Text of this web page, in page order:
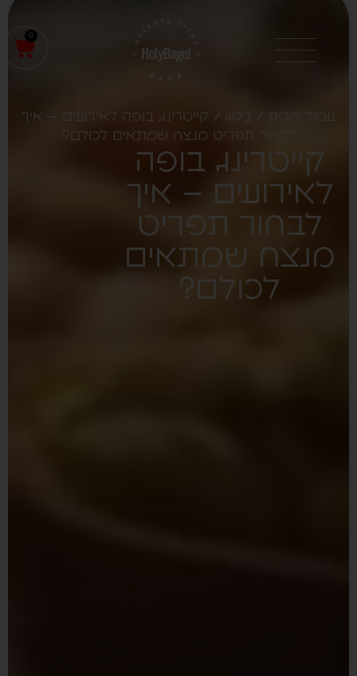
עמוד הבית
/ קייטרינג בופה לאירועים – איך
לבחור תפריט מנצח שמתאים לכולם?
קייטרינג בופה
לאירועים – איך
לבחור תפריט
מנצח שמתאים
לכולם?